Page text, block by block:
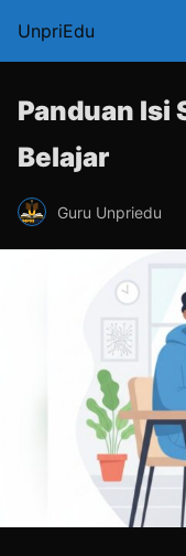
UnpriEdu
Panduan Isi
Belajar
Guru Unpriedu